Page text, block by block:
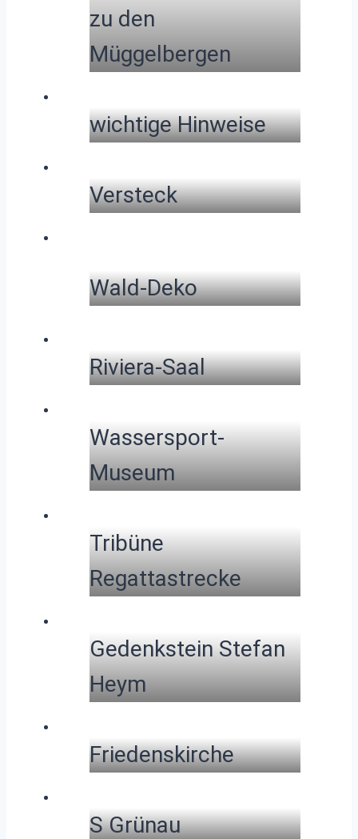
zu den
Müggelbergen
wichtige Hinweise
Versteck
Wald-Deko
Riviera-Saal
Wassersport-
Museum
Tribüne
Regattastrecke
Gedenkstein Stefan
Heym
Friedenskirche
S Grünau